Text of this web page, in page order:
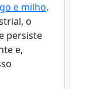
e milho.
o
persiste
e,